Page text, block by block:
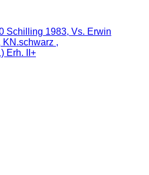
Schilling 1983, Vs. Erwin
KN.schwarz ,
Erh. II+